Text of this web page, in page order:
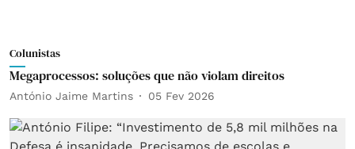
Colunistas
Megaprocessos: soluções que não violam direitos
António Jaime Martins 05 Fev 2026